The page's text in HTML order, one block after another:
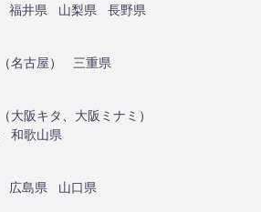
福井県 山梨県
長野県
（名古屋）
三重県
（大阪キタ 大阪ミナミ ）
和歌山県
広島県
山口県